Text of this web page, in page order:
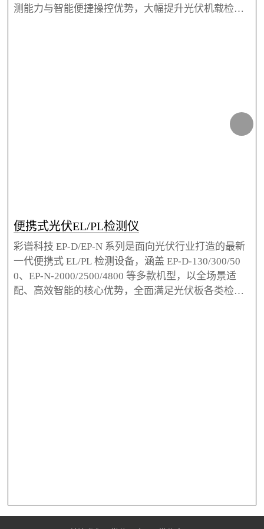
测能力与智能便捷操控优势，大幅提升光伏机载检测
便携式光伏EL/PL检测仪
彩谱科技 EP-D/EP-N 系列是面向光伏行业打造的最新
一代便携式 EL/PL 检测设备，涵盖 EP-D-130/300/50
0、EP-N-2000/2500/4800 等多款机型，以全场景适
配、高效智能的核心优势，全面满足光伏板各类检测